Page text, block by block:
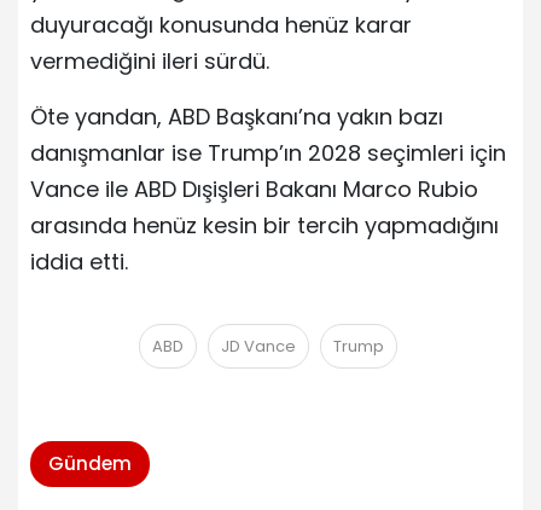
duyuracağı konusunda henüz karar
vermediğini ileri sürdü.
Öte yandan, ABD Başkanı’na yakın bazı
danışmanlar ise Trump’ın 2028 seçimleri için
Vance ile ABD Dışişleri Bakanı Marco Rubio
arasında henüz kesin bir tercih yapmadığını
iddia etti.
ABD JD Vance Trump
Gündem